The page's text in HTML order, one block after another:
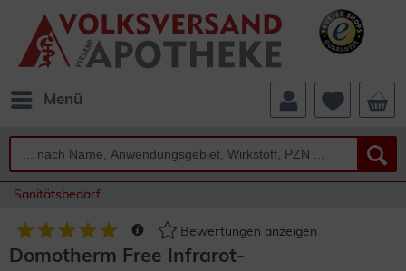
Menü
Sanitätsbedarf
Bewertungen anzeigen
Domotherm Free Infrarot-